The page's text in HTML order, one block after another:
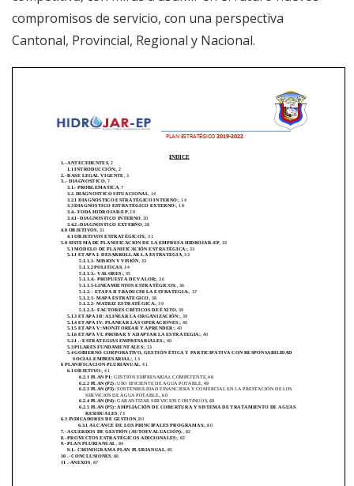
compromisos de servicio, con una perspectiva
Cantonal, Provincial, Regional y Nacional.